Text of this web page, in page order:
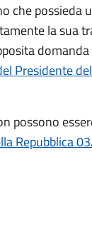
che
la sua
Presidente
possono
Repubblica